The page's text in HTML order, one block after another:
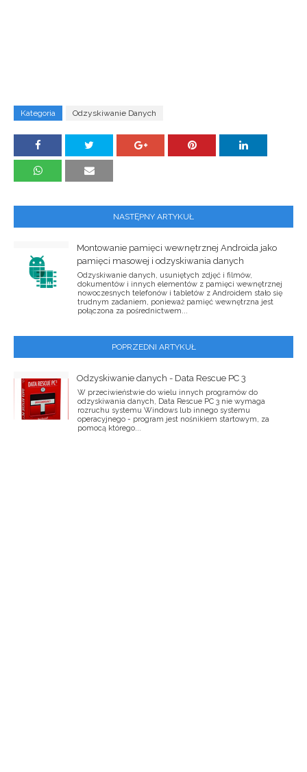
Kategoria Odzyskiwanie Danych
NASTĘPNY ARTYKUŁ
Montowanie pamięci wewnętrznej Androida jako
pamięci masowej i odzyskiwania danych
Odzyskiwanie danych, usuniętych zdjęć i filmów,
dokumentów i innych elementów z pamięci wewnętrznej
nowoczesnych telefonów i tabletów z Androidem stało się
trudnym zadaniem, ponieważ pamięć wewnętrzna jest
połączona za pośrednictwem...
POPRZEDNI ARTYKUŁ
Odzyskiwanie danych - Data Rescue PC 3
W przeciwieństwie do wielu innych programów do
odzyskiwania danych, Data Rescue PC 3 nie wymaga
rozruchu systemu Windows lub innego systemu
operacyjnego - program jest nośnikiem startowym, za
pomocą którego...